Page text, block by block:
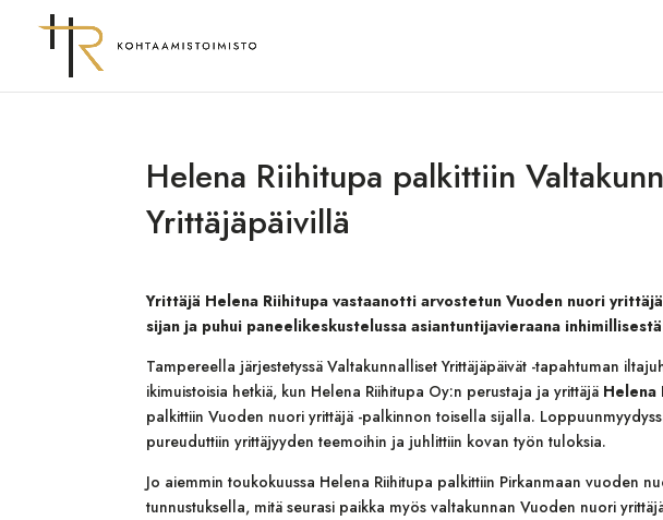
Helena Riihitupa palkittiin
Yrittäjäpäivillä
Yrittäjä Helena Riihitupa vastaanotti arvostetun Vuoden nuori
sijan ja puhui paneelikeskustelussa asiantuntijavieraana
Tampereella järjestetyssä Valtakunnalliset Yrittäjäpäivät -tapahtuman
ikimuistoisia hetkiä, kun Helena Riihitupa Oy:n perustaja ja yrittäjä Helena
palkittiin Vuoden nuori yrittäjä -palkinnon toisella sijalla.
pureuduttiin yrittäjyyden teemoihin ja juhlittiin kovan työn tuloksia.
Jo aiemmin toukokuussa Helena Riihitupa palkittiin Pirkanmaan vuoden
tunnustuksella, mitä seurasi paikka myös valtakunnan Vuoden nuori